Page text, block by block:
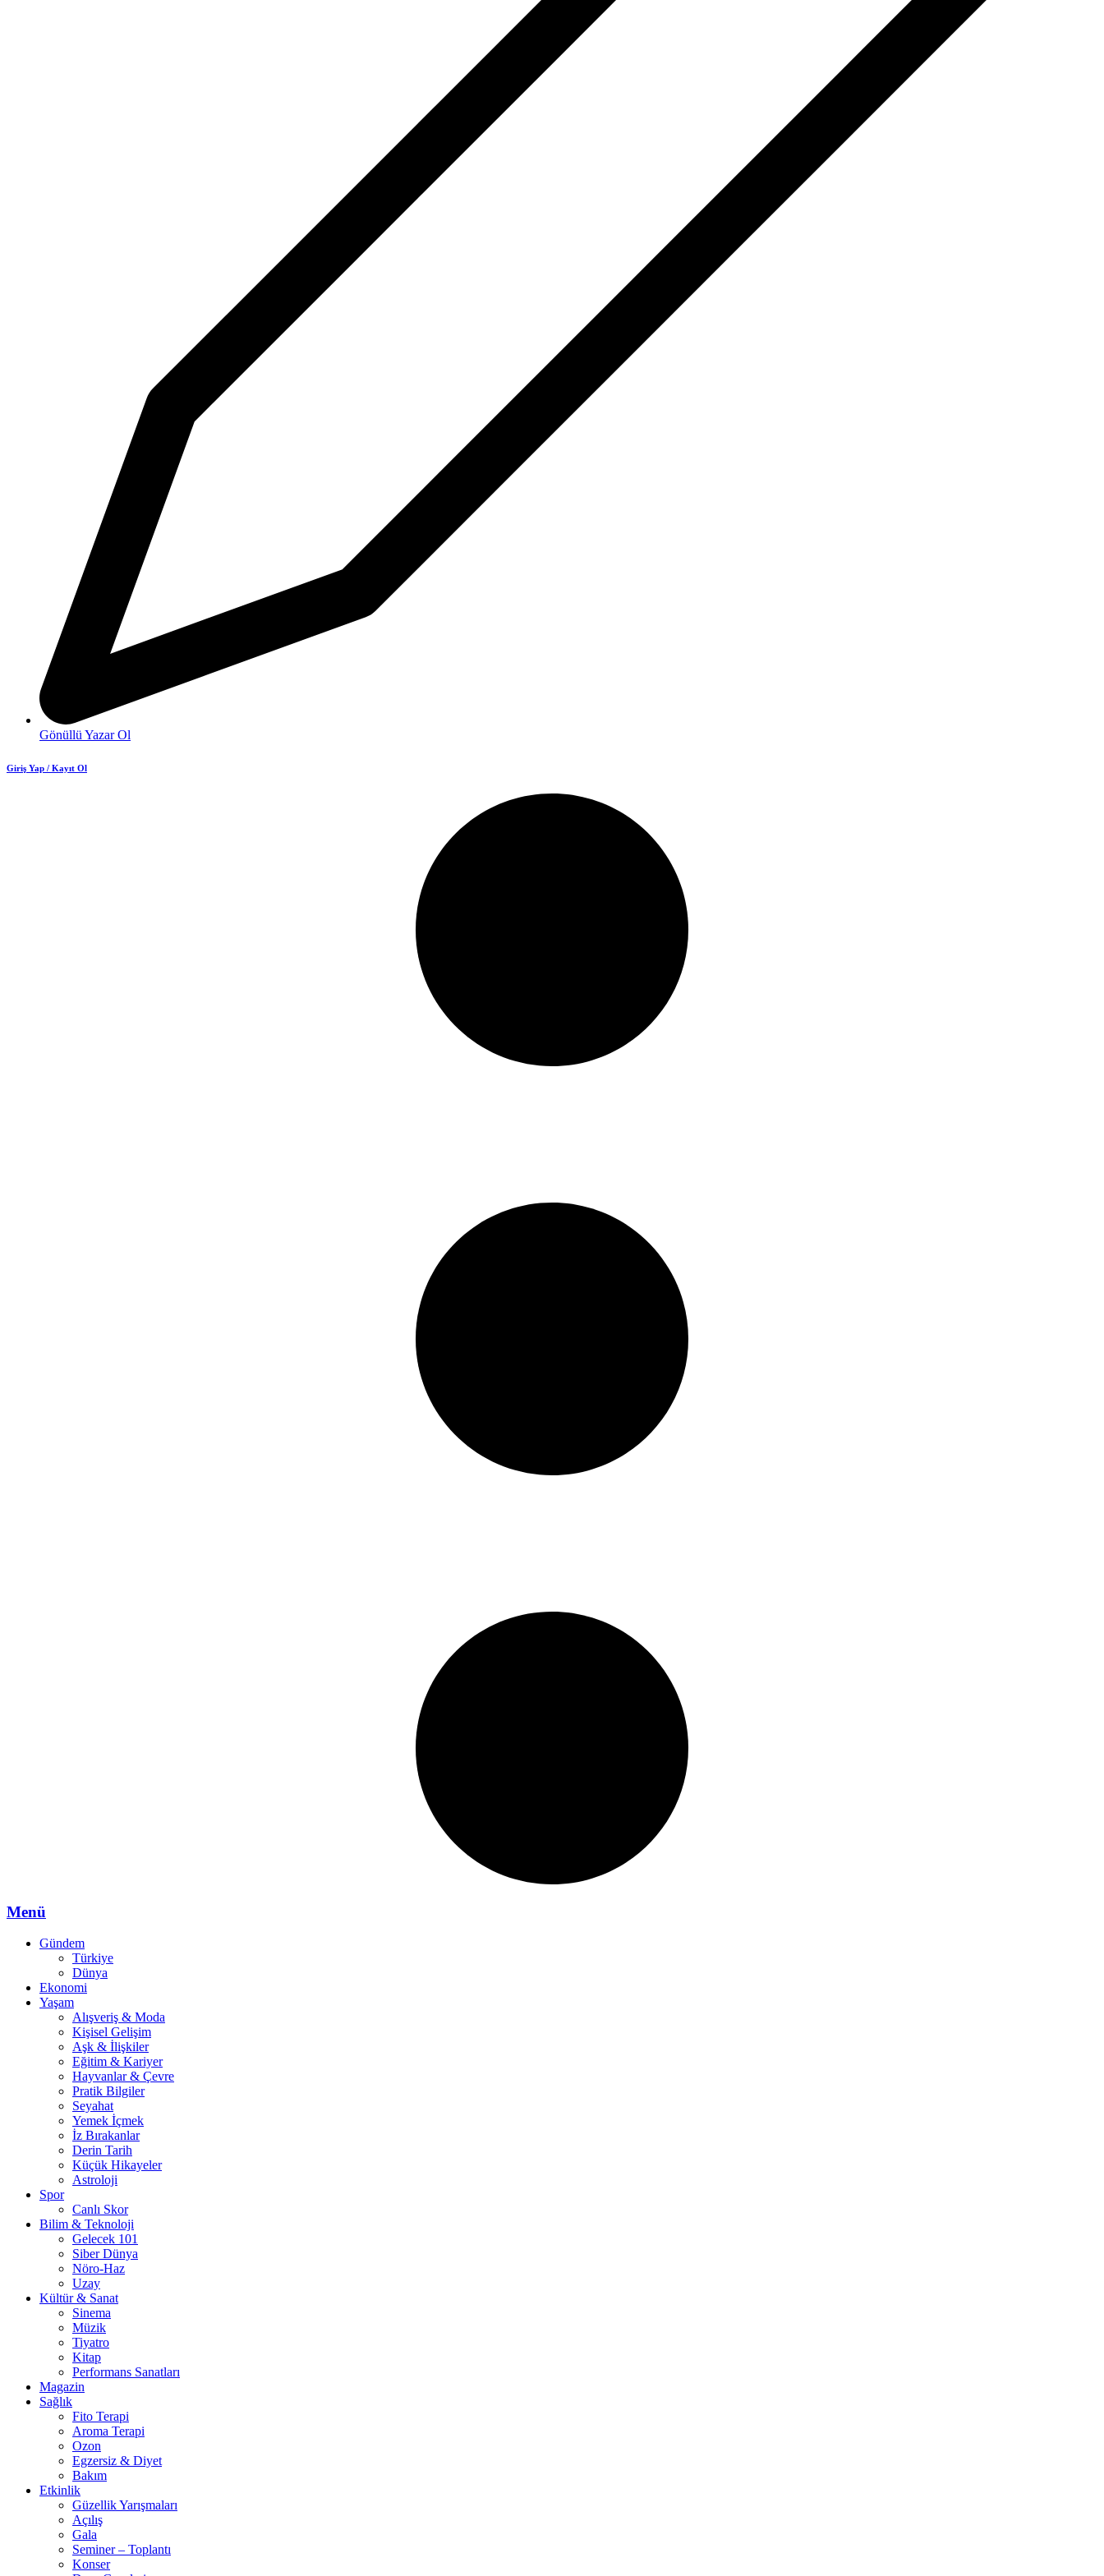
Gönüllü Yazar Ol
Giriş Yap / Kayıt Ol
Menü
Gündem
Türkiye
Dünya
Ekonomi
Yaşam
Alışveriş & Moda
Kişisel Gelişim
Aşk & İlişkiler
Eğitim & Kariyer
Hayvanlar & Çevre
Pratik Bilgiler
Seyahat
Yemek İçmek
İz Bırakanlar
Derin Tarih
Küçük Hikayeler
Astroloji
Spor
Canlı Skor
Bilim & Teknoloji
Gelecek 101
Siber Dünya
Nöro-Haz
Uzay
Kültür & Sanat
Sinema
Müzik
Tiyatro
Kitap
Performans Sanatları
Magazin
Sağlık
Fito Terapi
Aroma Terapi
Ozon
Egzersiz & Diyet
Bakım
Etkinlik
Güzellik Yarışmaları
Açılış
Gala
Seminer – Toplantı
Konser